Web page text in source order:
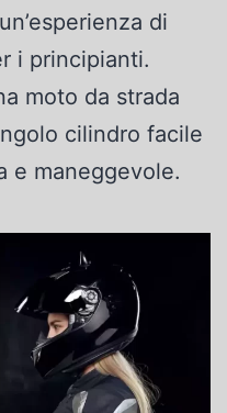
di
i principianti.
moto da strada
cilindro facile
e maneggevole.